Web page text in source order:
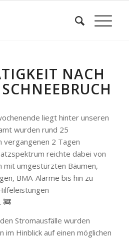
NACH
liegt hinter unseren
wurden rund 25
vergangenen 2 Tagen
reichte dabei von
mit umgestürzten Bäumen,
BMA-Alarme bis hin zu
🚒
Stromausfälle wurden
im Hinblick auf einen möglichen